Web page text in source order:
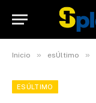
Inicio » esÚltimo »
ESÚLTIMO